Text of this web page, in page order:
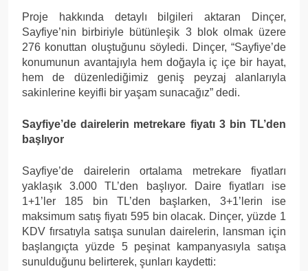
Proje hakkında detaylı bilgileri aktaran Dinçer,
Sayfiye’nin birbiriyle bütünleşik 3 blok olmak üzere
276 konuttan oluştuğunu söyledi. Dinçer, “Sayfiye’de
konumunun avantajıyla hem doğayla iç içe bir hayat,
hem de düzenlediğimiz geniş peyzaj alanlarıyla
sakinlerine keyifli bir yaşam sunacağız” dedi.
Sayfiye’de dairelerin metrekare fiyatı 3 bin TL’den
başlıyor
Sayfiye’de dairelerin ortalama metrekare fiyatları
yaklaşık 3.000 TL’den başlıyor. Daire fiyatları ise
1+1’ler 185 bin TL’den başlarken, 3+1’lerin ise
maksimum satış fiyatı 595 bin olacak. Dinçer, yüzde 1
KDV fırsatıyla satışa sunulan dairelerin, lansman için
başlangıçta yüzde 5 peşinat kampanyasıyla satışa
sunulduğunu belirterek, şunları kaydetti: